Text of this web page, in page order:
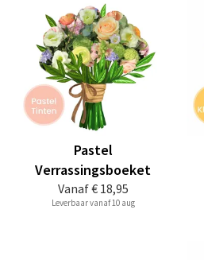
Vanaf€ 18,95
Pastel
Verrassingsboeket
Leverbaar vanaf 10 aug